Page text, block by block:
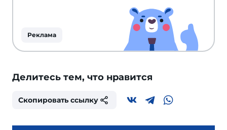
Реклама
Делитесь тем, что нравится
Скопировать ссылку